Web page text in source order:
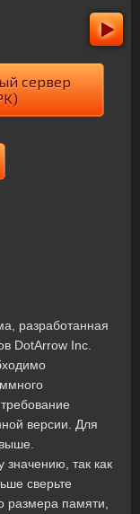
сервер
разработанная
DotArrow Inc.
версии. Для
значению, так как
сверьте
размера памяти,